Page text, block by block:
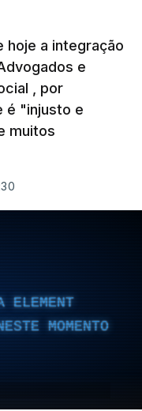
hoje a integração
e
, por
é "injusto e
muitos
ELEMENT
MOMENTO